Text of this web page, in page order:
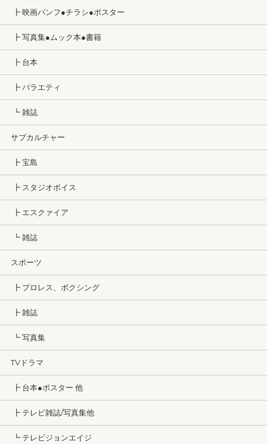
┣ 映画パンフ●チラシ●ポスター
┣ 写真集●ムック本●書籍
┣ 台本
┣ バラエティ
┗ 雑誌
サブカルチャー
┣ 宝島
┣ スタジオボイス
┣ エスクァイア
┗ 雑誌
スポーツ
┣ プロレス、ボクシング
┣ 雑誌
┗ 写真集
TVドラマ
┣ 台本●ポスター 他
┣ テレビ雑誌/写真集他
┗ テレビジョンエイジ